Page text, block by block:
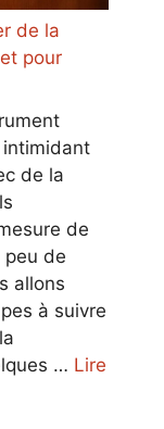
de la
pour
de la
de
de
allons
à suivre
… Lire